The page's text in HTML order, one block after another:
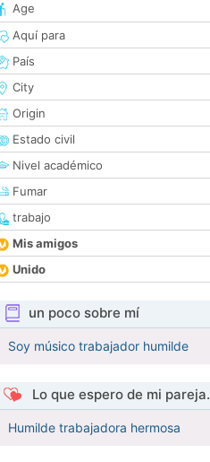
Age
Aquí para
País
City
Origin
Estado civil
Nivel académico
Fumar
trabajo
Mis amigos
Unido
un poco sobre mí
Soy músico trabajador humilde
Lo que espero de mi pareja.
Humilde trabajadora hermosa